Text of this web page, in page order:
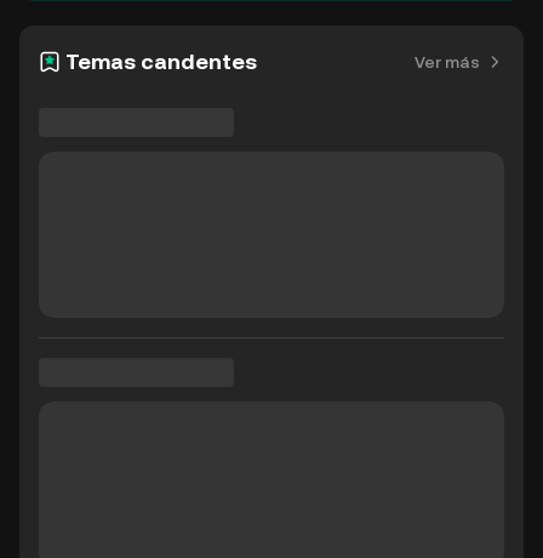
Temas candentes Ver más